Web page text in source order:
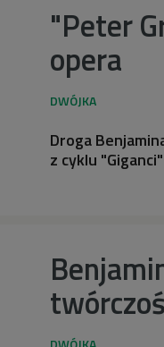
"Peter
opera
Droga
z cyklu